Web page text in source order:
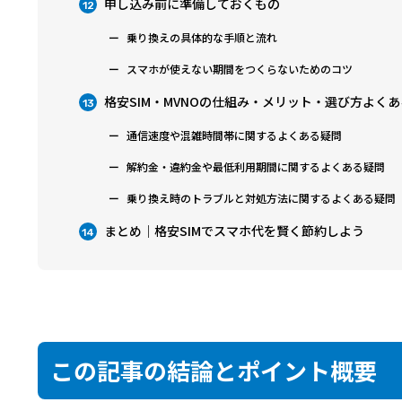
12 申し込み前に準備しておくもの
乗り換えの具体的な手順と流れ
スマホが使えない期間をつくらないためのコツ
13 格安SIM・MVNOの仕組み・メリット・選び方よく
通信速度や混雑時間帯に関するよくある疑問
解約金・違約金や最低利用期間に関するよくある疑問
乗り換え時のトラブルと対処方法に関するよくある疑問
14 まとめ｜格安SIMでスマホ代を賢く節約しよう
この記事の結論とポイント概要